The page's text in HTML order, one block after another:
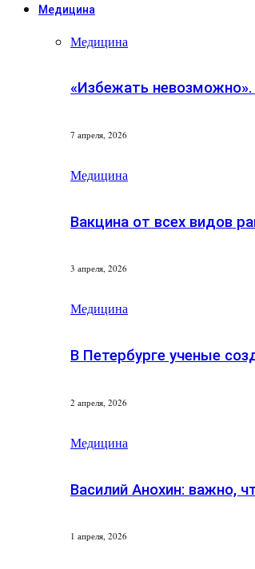
Медицина
Медицина
«Избежать
7 апреля, 2026
Медицина
Вакцина от всех видов
3 апреля, 2026
Медицина
В Петербурге ученые
2 апреля, 2026
Медицина
Василий Анохин: важно,
1 апреля, 2026